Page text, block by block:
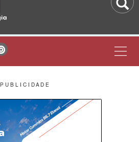
P U B L I C I D A D E